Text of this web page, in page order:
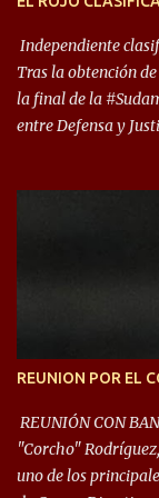
deporte”, afirmó
Independiente
Tras la obtención
la final de la
entre Defensa y
que iniciará en fase
primeros de cada
las fases de
noche de Copas
REUNION POR EL
REUNIÓN CON
"Corcho"
uno de los